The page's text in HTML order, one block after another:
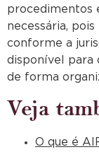
procedimentos
necessária,
conforme a
disponível para
de forma
Veja
O que é